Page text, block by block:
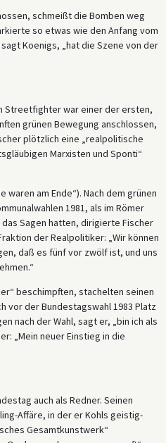
schmeißt die Bomben weg
so etwas wie den Anfang vom
Koenigs, „hat die Szene von der
Streetfighter war einer der ersten,
grünen Bewegung anschlossen,
plötzlich eine „realpolitische
Marxisten und Sponti“
waren am Ende“). Nach dem grünen
1981, als im Römer
Sagen hatten, dirigierte Fischer
der Realpolitiker: „Wir können
daß es fünf vor zwölf ist, und uns
beschimpften, stachelten seinen
vor der Bundestagswahl 1983 Platz
nach der Wahl, sagt er, „bin ich als
„Mein neuer Einstieg in die
auch als Redner. Seinen
Affäre, in der er Kohls geistig-
Gesamtkunstwerk“